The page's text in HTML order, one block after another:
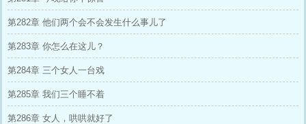
第282章 他们两个会不会发生什么事儿了
第283章 你怎么在这儿？
第284章 三个女人一台戏
第285章 我们三个睡不着
第286章 女人，哄哄就好了